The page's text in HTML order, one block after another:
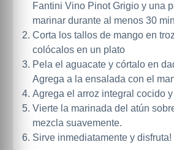
Fantini Vino Pinot Grigio y una
marinar durante al menos 30
Corta los tallos de mango en
colócalos en un plato
Pela el aguacate y córtalo en
Agrega a la ensalada con el
Agrega el arroz integral cocido
Vierte la marinada del atún
mezcla suavemente.
Sirve inmediatamente y disfruta!